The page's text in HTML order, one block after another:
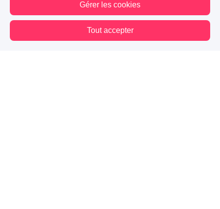
Gérer les cookies
Tout accepter